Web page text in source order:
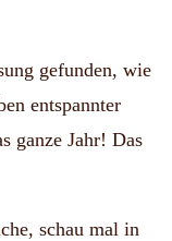
gefunden, wie
entspannter
ganze Jahr! Das
schau mal in